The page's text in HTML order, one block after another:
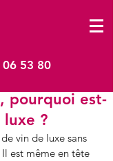
53 80
pourquoi est-
luxe ?
vin de luxe sans
est même en tête